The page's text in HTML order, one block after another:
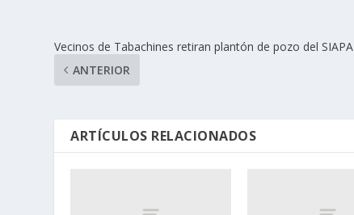
Vecinos de Tabachines retiran plantón de pozo del SIAPA
ANTERIOR
ARTÍCULOS RELACIONADOS